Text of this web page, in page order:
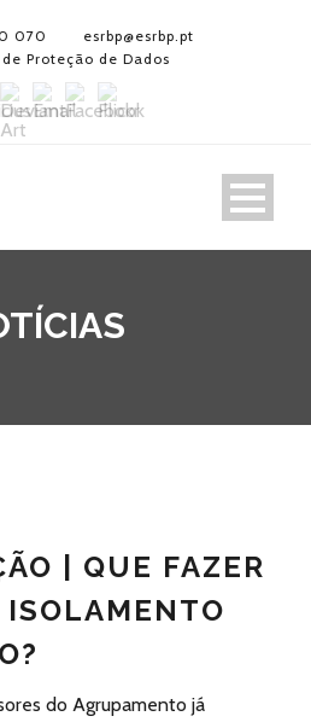
070
esrbp@esrbp.pt
Proteção de Dados
| QUE FAZER
do Agrupamento já